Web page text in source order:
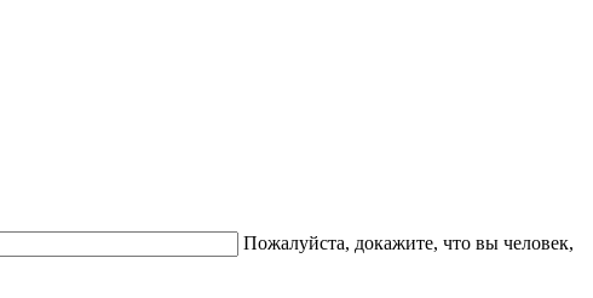
Пожалуйста, докажите, что вы человек,